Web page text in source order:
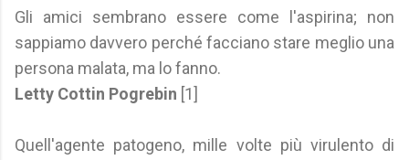
Gli amici sembrano essere come l'aspirina; non
sappiamo davvero perché facciano stare meglio una
persona malata, ma lo fanno.
Letty Cottin Pogrebin [1]
Quell'agente patogeno, mille volte più virulento di